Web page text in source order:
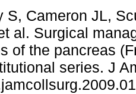
S, Cameron JL,
al. Surgical
of the pancreas
series. J